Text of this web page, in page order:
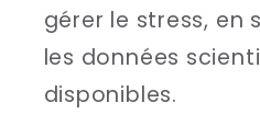
gérer le stress, en
les données
disponibles.